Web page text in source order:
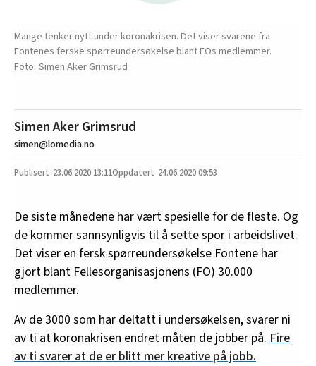
Mange tenker nytt under koronakrisen. Det viser svarene fra
Fontenes ferske spørreundersøkelse blant FOs medlemmer.
Simen Aker Grimsrud
Simen Aker Grimsrud
simen@lomedia.no
23.06.2020 13:11 24.06.2020 09:53
De siste månedene har vært spesielle for de fleste. Og
de kommer sannsynligvis til å sette spor i arbeidslivet.
Det viser en fersk spørreundersøkelse Fontene har
gjort blant Fellesorganisasjonens (FO) 30.000
medlemmer.
Av de 3000 som har deltatt i undersøkelsen, svarer ni
av ti at koronakrisen endret måten de jobber på. Fire
av ti svarer at de er blitt mer kreative på jobb.